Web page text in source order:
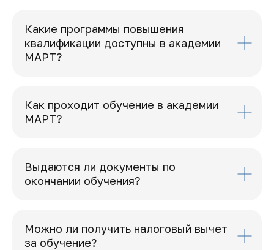
Какие программы повышения
квалификации доступны в академии
МАРТ?
Как проходит обучение в академии
МАРТ?
Выдаются ли документы по
окончании обучения?
Можно ли получить налоговый вычет
за обучение?